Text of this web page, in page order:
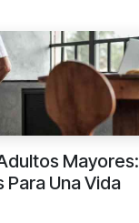
Mayores:
Una Vida